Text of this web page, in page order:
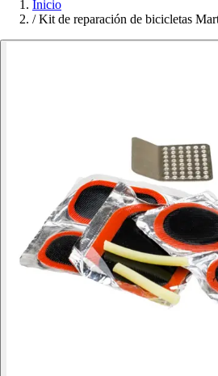
Inicio
/ Kit de reparación de bicicletas